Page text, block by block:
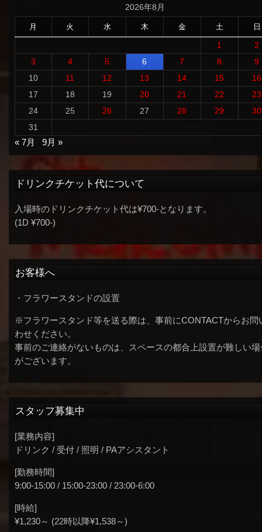
2026年8月
月 火 水 木 金 土 日
1
2
3
4 5 6 7 8
9
10
11 12 13 14 15
16
17
18 19 20 21 22
23
24
25 26 27 28 29
30
31
« 7月
9月 »
ドリンクチケット代について
入場時のドリンクチケット代は¥700-となります。
(1D ¥700-)
お客様へ
・フラワースタンドの設置
※フラワースタンド等を送る際は、事前にCONTACTからお問
わせください。
事前のご連絡がないものは、スペースの都合上設置が難しい場
がございます。
スタッフ募集中
[業務内容]
ドリンク / 受付 / 照明 / PAアシスタント
[勤務時間]
9:00-15:00 / 15:00-23:00 / 23:00-6:00
[時給]
¥1,230～ (22時以降¥1,538～)